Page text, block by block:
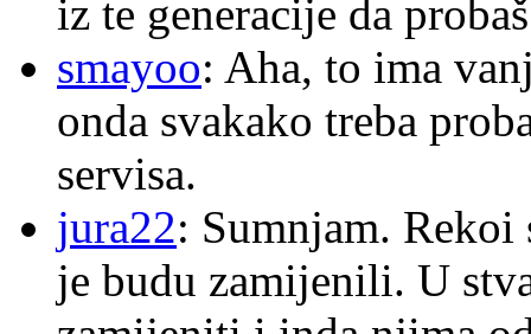
iz te generacije da
smayoo: Aha, to ima
onda svakako treba
servisa.
jura22: Sumnjam. Rekoi
je budu zamijenili. U